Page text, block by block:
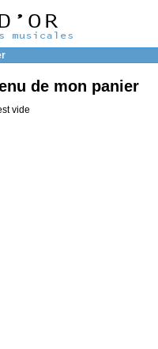
de mon panier
vide